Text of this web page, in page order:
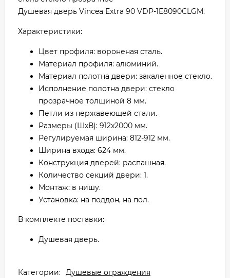
Душевая дверь Vincea Extra 90 VDP-1E8090CLGM.
Характеристики:
Цвет профиля: вороненая сталь.
Материал профиля: алюминий.
Материал полотна двери: закаленное стекло.
Исполнение полотна двери: стекло
прозрачное толщиной 8 мм.
Петли из нержавеющей стали.
Размеры (ШхВ): 912x2000 мм.
Регулируемая ширина: 812-912 мм.
Ширина входа: 624 мм.
Конструкция дверей: распашная.
Количество секций двери: 1.
Монтаж: в нишу.
Установка: на поддон, на пол.
В комплекте поставки:
Душевая дверь.
Категории: Душевые ограждения